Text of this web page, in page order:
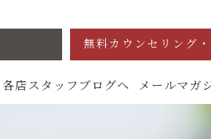
無料カウンセリング
各店スタッフブログへ メールマガ